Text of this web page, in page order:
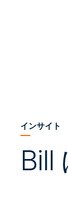
インサイト
Bill